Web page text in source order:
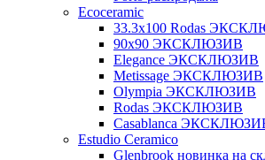
Ecoceramic
33.3х100 Rodas
90x90 ЭКСКЛЮЗИВ
Elegance ЭКСКЛЮЗИВ
Metissage ЭКСКЛЮЗИВ
Olympia ЭКСКЛЮЗИВ
Rodas ЭКСКЛЮЗИВ
Сasablanca
Estudio Ceramico
Glenbrook новинка на